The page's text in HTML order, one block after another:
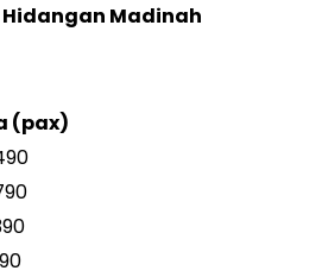
Hidangan Madinah
(pax)